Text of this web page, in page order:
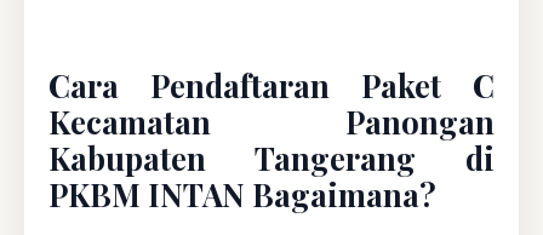
Cara Pendaftaran Paket C
Kecamatan Panongan
Kabupaten Tangerang di
PKBM INTAN Bagaimana?